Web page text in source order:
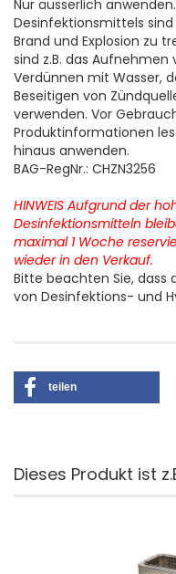
Nur äusserlich
Desinfektionsmittels
Brand und Explosion zu
sind z.B. das
Verdünnen mit Wasser,
Beseitigen von
verwenden. Vor
Produktinformationen
hinaus anwenden.
BAG-RegNr.: CHZN3256
HINWEIS Aufgrund der
Desinfektionsmitteln
maximal 1 Woche
wieder in den Verkauf.
Bitte beachten Sie, dass
von Desinfektions- und
teilen
Dieses Produkt ist